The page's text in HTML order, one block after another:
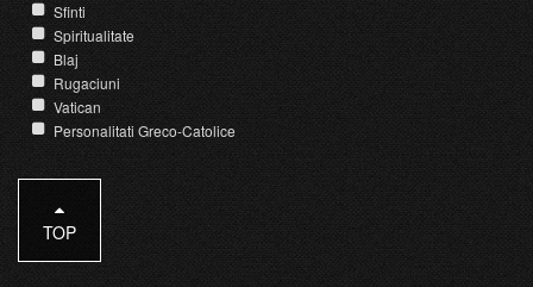
Sfinti
Spiritualitate
Blaj
Rugaciuni
Vatican
Personalitati Greco-Catolice
TOP